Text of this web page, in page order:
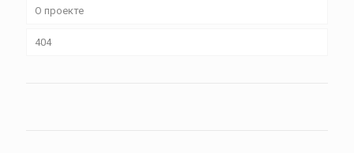
О проекте
404